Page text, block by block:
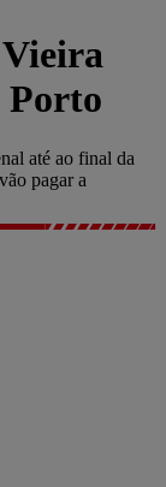
Porto
até ao final da
pagar a